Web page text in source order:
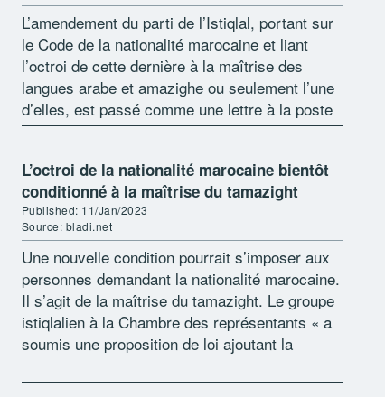
L’amendement du parti de l’Istiqlal, portant sur
le Code de la nationalité marocaine et liant
l’octroi de cette dernière à la maîtrise des
langues arabe et amazighe ou seulement l’une
d’elles, est passé comme une lettre à la poste
au […]
L’octroi de la nationalité marocaine bientôt
conditionné à la maîtrise du tamazight
Published: 11/Jan/2023
Source: bladi.net
Une nouvelle condition pourrait s’imposer aux
personnes demandant la nationalité marocaine.
Il s’agit de la maîtrise du tamazight. Le groupe
istiqlalien à la Chambre des représentants « a
soumis une proposition de loi ajoutant la